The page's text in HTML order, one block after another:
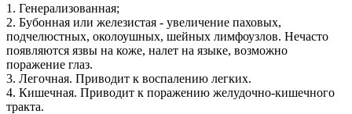
1. Генерализованная;
2. Бубонная или железистая - увеличение паховых,
подчелюстных, околоушных, шейных лимфоузлов. Нечасто
появляются язвы на коже, налет на языке, возможно
поражение глаз.
3. Легочная. Приводит к воспалению легких.
4. Кишечная. Приводит к поражению желудочно-кишечного
тракта.